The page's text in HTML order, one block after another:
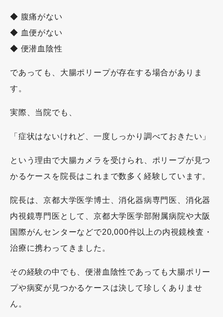
◆ 腹痛がない
◆ 血便がない
◆ 便潜血陰性
であっても、大腸ポリープが存在する場合がありま
す。
実際、当院でも、
「症状はないけれど、一度しっかり調べておきたい」
という理由で大腸カメラを受けられ、ポリープが見つ
かるケースを院長はこれまで数多く経験しています。
院長は、京都大学医学博士、消化器病専門医、消化器
内視鏡専門医として、京都大学医学部附属病院や大阪
国際がんセンターなどで20,000件以上の内視鏡検査・
治療に携わってきました。
その経験の中でも、便潜血陰性であっても大腸ポリー
プや病変が見つかるケースは決して珍しくありませ
ん。